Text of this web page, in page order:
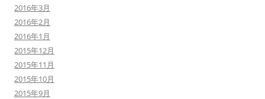
2016年3月
2016年2月
2016年1月
2015年12月
2015年11月
2015年10月
2015年9月